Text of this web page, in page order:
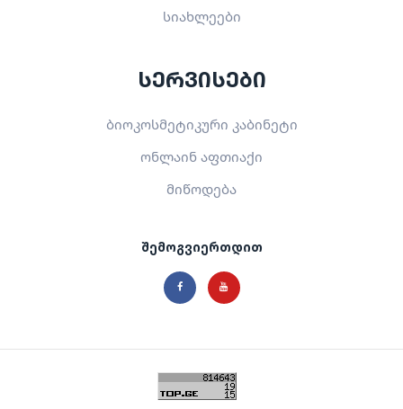
სიახლეები
სერვისები
ბიოკოსმეტიკური კაბინეტი
ონლაინ აფთიაქი
მიწოდება
შემოგვიერთდით